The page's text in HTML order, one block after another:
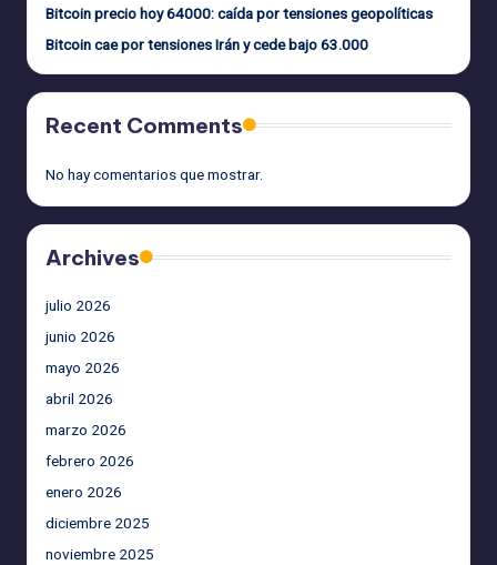
Bitcoin precio hoy 64000: caída por tensiones geopolíticas
Bitcoin cae por tensiones Irán y cede bajo 63.000
Recent Comments
No hay comentarios que mostrar.
Archives
julio 2026
junio 2026
mayo 2026
abril 2026
marzo 2026
febrero 2026
enero 2026
diciembre 2025
noviembre 2025